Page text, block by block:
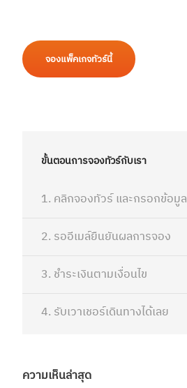
จองแพ็คเกจทัวร์นี้
ขั้นตอนการจองทัวร์กับเรา
1. คลิกจองทัวร์ และกรอกข้อมูล
2. รออีเมล์ยืนยันผลการจอง
3. ชำระเงินตามเงื่อนไข
4. รับเวาเชอร์เดินทางได้เลย
ความเห็นล่าสุด